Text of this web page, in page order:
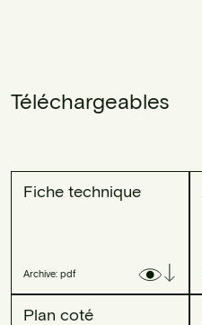
Téléchargeables
Fiche technique
Archive: pdf
Plan coté